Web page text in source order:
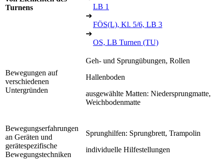
Turnens
LB 1
➔
FÖS(L), Kl. 5/6, LB 3
➔
OS, LB Turnen (TU)
Bewegungen auf
verschiedenen
Untergründen
Geh- und Sprungübungen, Rollen
Hallenboden
ausgewählte Matten: Niedersprungmatte,
Weichbodenmatte
Bewegungserfahrungen
an Geräten und
gerätespezifische
Bewegungstechniken
Sprunghilfen: Sprungbrett, Trampolin
individuelle Hilfestellungen